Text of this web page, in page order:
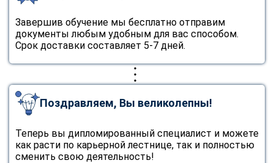
Завершив обучение мы бесплатно отправим
документы любым удобным для вас способом.
Срок доставки составляет 5-7 дней.
Поздравляем, Вы великолепны!
Теперь вы дипломированный специалист и можете
как расти по карьерной лестнице, так и полностью
сменить свою деятельность!